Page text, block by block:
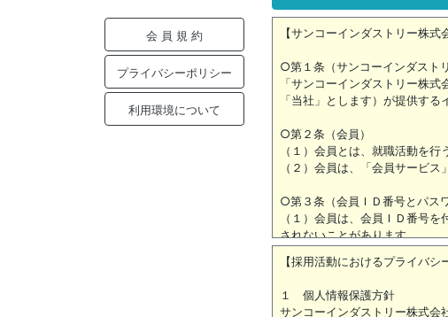
会 員 規 約
プライバシーポリシー
利用環境について